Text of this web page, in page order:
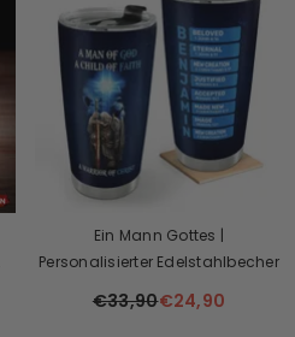
Ein Mann Gottes |
Personalisierter Edelstahlbecher
€33,90 €24,90